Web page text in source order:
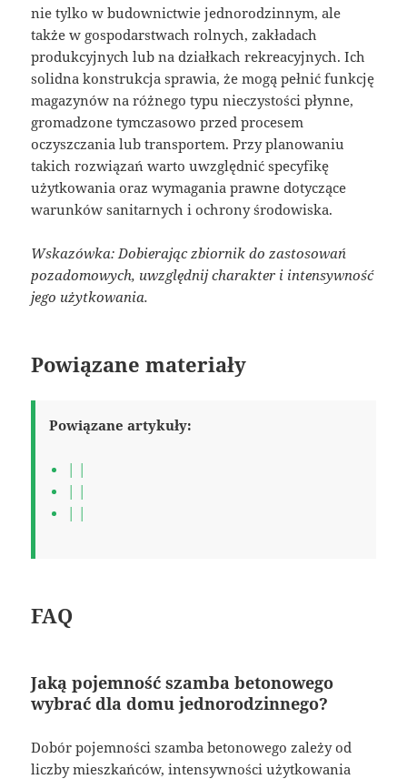
nie tylko w budownictwie jednorodzinnym, ale
także w gospodarstwach rolnych, zakładach
produkcyjnych lub na działkach rekreacyjnych. Ich
solidna konstrukcja sprawia, że mogą pełnić funkcję
magazynów na różnego typu nieczystości płynne,
gromadzone tymczasowo przed procesem
oczyszczania lub transportem. Przy planowaniu
takich rozwiązań warto uwzględnić specyfikę
użytkowania oraz wymagania prawne dotyczące
warunków sanitarnych i ochrony środowiska.
Wskazówka: Dobierając zbiornik do zastosowań
pozadomowych, uwzględnij charakter i intensywność
jego użytkowania.
Powiązane materiały
Powiązane artykuły:
| |
| |
| |
FAQ
Jaką pojemność szamba betonowego
wybrać dla domu jednorodzinnego?
Dobór pojemności szamba betonowego zależy od
liczby mieszkańców, intensywności użytkowania